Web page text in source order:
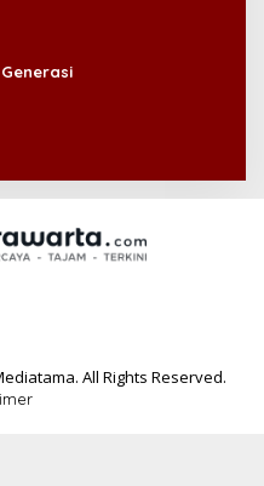
All Rights Reserved.